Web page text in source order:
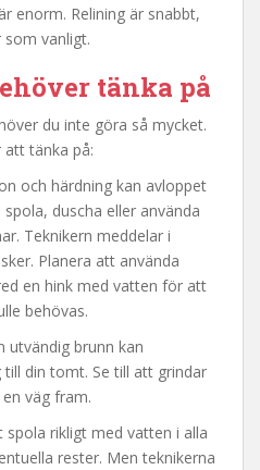
enorm. Relining är snabbt,
vanligt.
tänka på
du inte göra så mycket.
att tänka på:
och härdning kan avloppet
duscha eller använda
Teknikern meddelar i
Planera att använda
en hink med vatten för att
behövas.
utvändig brunn kan
din tomt. Se till att grindar
väg fram.
rikligt med vatten i alla
rester. Men teknikerna